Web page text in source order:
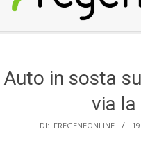
content
Menu
Auto in sosta
via
DI: FREGENEONLINE